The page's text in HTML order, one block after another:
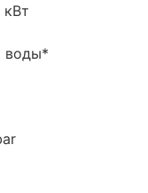
кВт
воды*